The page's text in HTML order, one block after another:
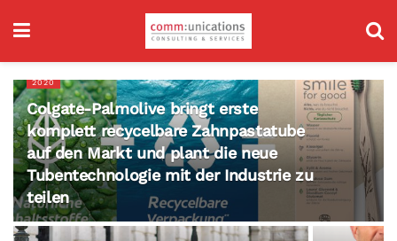
2020
Colgate-Palmolive bringt erste
komplett recycelbare Zahnpastatube
auf den Markt und plant die neue
Tubentechnologie mit der Industrie zu
teilen